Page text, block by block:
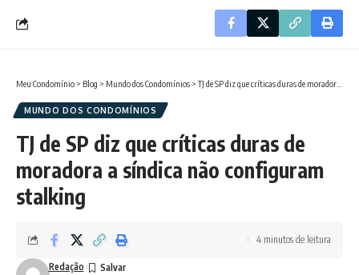
Meu Condomínio > Blog > Mundo dos Condomínios >TJ de SP diz que críticas duras de moradora a síndica não configuram stalking
MUNDO DOS CONDOMÍNIOS
TJ de SP diz que críticas duras de
moradora a síndica não configuram
stalking
Redação
4 minutos de leitura